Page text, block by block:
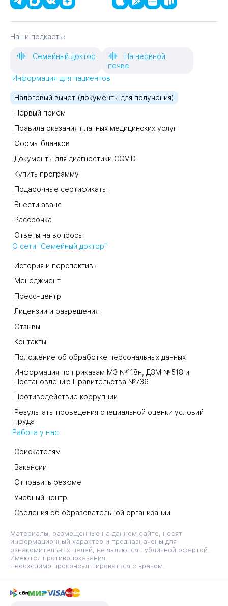
Наши подкасты:
Семейный доктор
На нервной
почве
Информация для пациентов
Налоговый вычет (документы для получения)
Первый прием
Правила оказания платных медицинских услуг
Формы бланков
Документы для диагностики COVID
Купить программу
Подарочные сертификаты
Внести аванс
Рассрочка
Ответы на вопросы
О сети "Семейный доктор"
История и перспективы
Менеджмент
Пресс-центр
Лицензии и разрешения
Отзывы
Контакты
Положение об обработке персональных данных
Информация по приказам МЗ №118н, ДЗМ №518 и
Постановлению Правительства №736
Противодействие коррупции
Результаты проведения специальной оценки условий
труда
Работа у нас
Соискателям
Вакансии
Отправить резюме
Учебный центр
Сведения об образовательной организации
Материалы, размещенные на данном сайте, носят
информационный характер и предназначены для
ознакомительных целей, не являются публичной офертой.
Имеются противопоказания.
Необходимо проконсультироваться с врачом.